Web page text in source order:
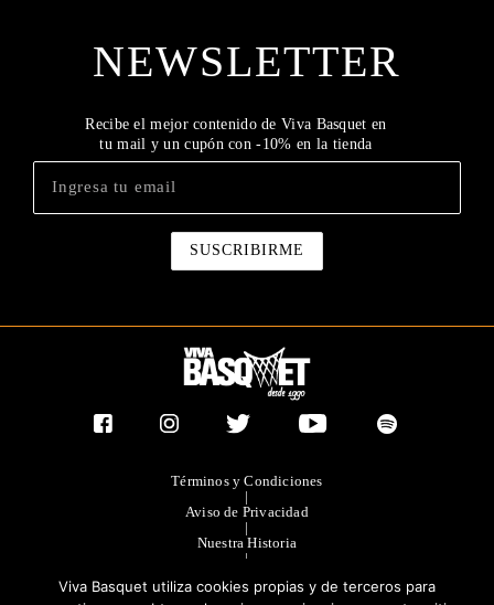
NEWSLETTER
Recibe el mejor contenido de Viva Basquet en
tu mail y un cupón con -10% en la tienda
Términos y Condiciones
|
Aviso de Privacidad
|
Nuestra Historia
|
|
Viva Basquet utiliza cookies propias y de terceros para